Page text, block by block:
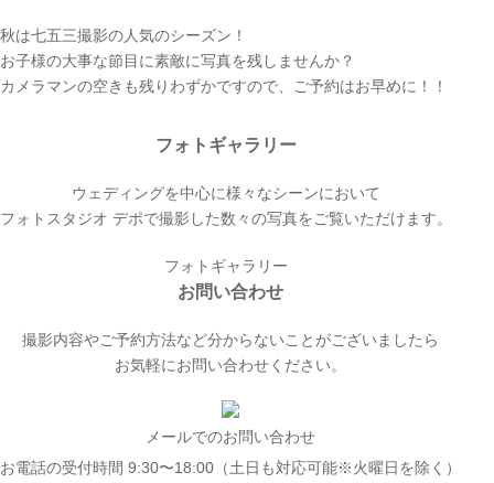
秋は七五三撮影の人気のシーズン！
お子様の大事な節目に素敵に写真を残しませんか？
カメラマンの空きも残りわずかですので、ご予約はお早めに！！
フォトギャラリー
ウェディングを中心に様々なシーンにおいて
フォトスタジオ デポで撮影した数々の写真をご覧いただけます。
フォトギャラリー
お問い合わせ
撮影内容やご予約方法など分からないことがございましたら
お気軽にお問い合わせください。
メールでのお問い合わせ
お電話の受付時間 9:30〜18:00（土日も対応可能※火曜日を除く）